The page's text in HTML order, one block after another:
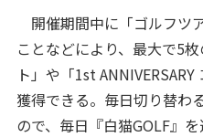
開催期間中に「ゴルフツ
ことなどにより、最大で5
ト」や「1st
獲得できる。毎日切り替わ
ので、毎日『白猫GOLF』